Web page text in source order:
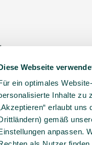
Webseite
ein optimales
Inhalte zu
erlaubt
gemäß
anpassen.